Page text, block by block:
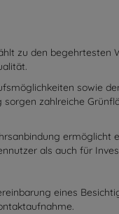
zu den begehrtesten
sowie
zahlreiche
ermöglicht
als auch für
eines